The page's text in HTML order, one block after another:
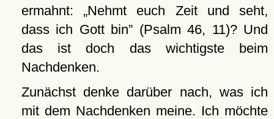
ermahnt: Nehmt euch Zeit und seht,
dass ich Gott bin
(Psalm 46, 11)? Und
das ist doch das wichtigste beim
Nachdenken.
Zunächst denke darüber nach, was ich
mit dem Nachdenken meine. Ich möchte